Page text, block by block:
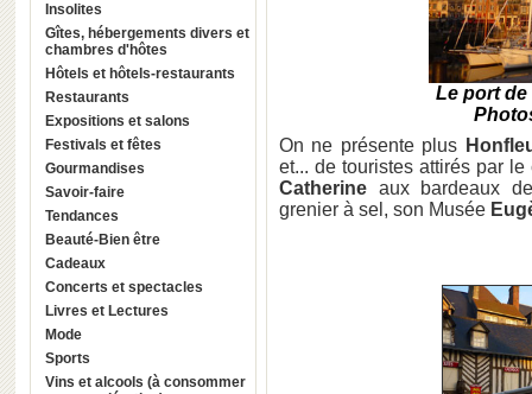
Insolites
Gîtes, hébergements divers et
chambres d'hôtes
Hôtels et hôtels-restaurants
Restaurants
Expositions et salons
Festivals et fêtes
Gourmandises
Savoir-faire
Tendances
Beauté-Bien être
Cadeaux
Concerts et spectacles
Livres et Lectures
Mode
Sports
Vins et alcools (à consommer
Le port de
On ne présente plus
et... de touristes attirés par
Catherine aux bardeaux
grenier à sel, son Musée